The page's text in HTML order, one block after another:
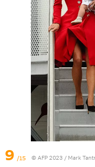
9 /15 © AFP 2023 / Mark